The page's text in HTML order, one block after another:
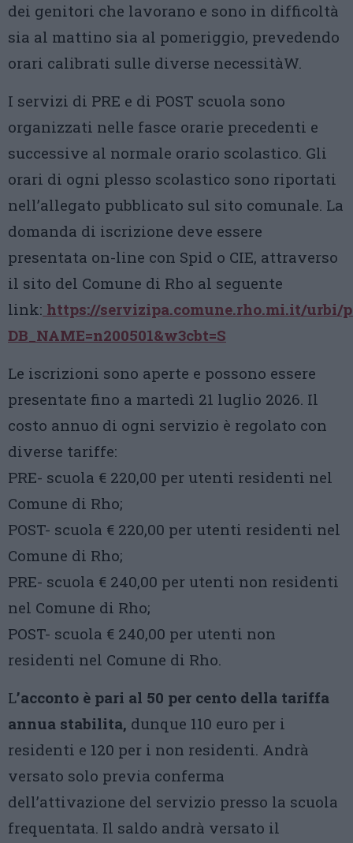
dei genitori che lavorano e sono in difficoltà
sia al mattino sia al pomeriggio, prevedendo
orari calibrati sulle diverse necessitàW.
I servizi di PRE e di POST scuola sono
organizzati nelle fasce orarie precedenti e
successive al normale orario scolastico. Gli
orari di ogni plesso scolastico sono riportati
nell’allegato pubblicato sul sito comunale. La
domanda di iscrizione deve essere
presentata on-line con Spid o CIE, attraverso
il sito del Comune di Rho al seguente
link: https://servizipa.comune.rho.mi.it/urbi/
DB_NAME=n200501&w3cbt=S
Le iscrizioni sono aperte e possono essere
presentate fino a martedì 21 luglio 2026. Il
costo annuo di ogni servizio è regolato con
diverse tariffe:
PRE- scuola € 220,00 per utenti residenti nel
Comune di Rho;
POST- scuola € 220,00 per utenti residenti nel
Comune di Rho;
PRE- scuola € 240,00 per utenti non residenti
nel Comune di Rho;
POST- scuola € 240,00 per utenti non
residenti nel Comune di Rho.
L’acconto è pari al 50 per cento della tariffa
annua stabilita, dunque 110 euro per i
residenti e 120 per i non residenti. Andrà
versato solo previa conferma
dell’attivazione del servizio presso la scuola
frequentata. Il saldo andrà versato il